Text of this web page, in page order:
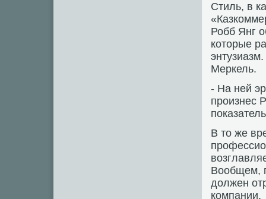
Стиль, в
Робб Янг
которые
Меркель.
- На ней
произнес
В то же
Вообщем,
должен
компании.